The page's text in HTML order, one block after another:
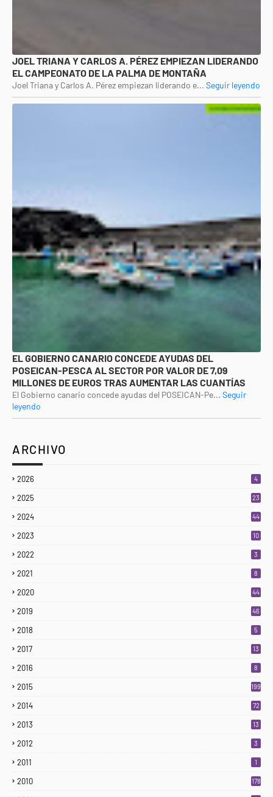
JOEL TRIANA Y CARLOS A. PÉREZ EMPIEZAN LIDERANDO
EL CAMPEONATO DE LA PALMA DE MONTAÑA
Joel Triana y Carlos A. Pérez empiezan liderando e... Seguir leyendo
EL GOBIERNO CANARIO CONCEDE AYUDAS DEL
POSEICAN-PESCA AL SECTOR POR VALOR DE 7,09
MILLONES DE EUROS TRAS AUMENTAR LAS CUANTÍAS
El Gobierno canario concede ayudas del POSEICAN-Pe... Seguir
leyendo
ARCHIVO
2026 4
2025
23
2024 44
2023 10
2022 3
2021 8
2020 44
2019 46
2018 5
2017 13
2016 8
2015 199
2014 72
2013 13
2012 3
2011 1
2010 178